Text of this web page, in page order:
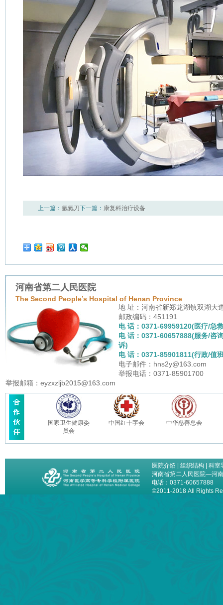
上一篇： 氩氦刀下一篇： 康复科治疗设备
河南省第二人民医院
The Second People’s Hospital of Henan Province
地 址：河南省新郑龙湖镇双湖大
邮政编码：451191
电 话：0371-69959120(医疗/急
电 话：0371-60657888(服务/咨
诉)
电 话：0371-85901811(行政/值
电子邮件：hns2y@163.com
举报电话：0371-85901700
举报邮箱：eyzxzljb2015@163.com
国家卫生健康委
员会
中国红十字会 中华慈善总会
医院介绍 组织结构
科室
河南省第二人民医院—河
电话：0371-60657888
©2011-2018 All Rights